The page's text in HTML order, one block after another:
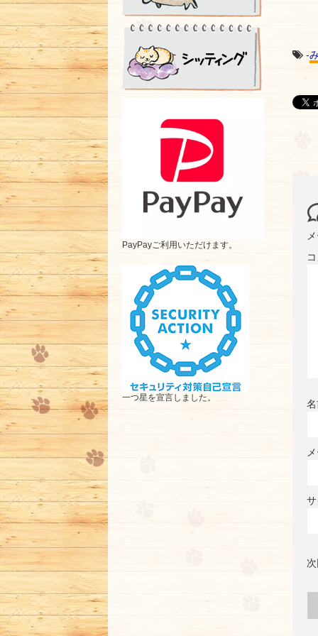
-
PayPayご利用いただけます。
一つ星を宣言しました。